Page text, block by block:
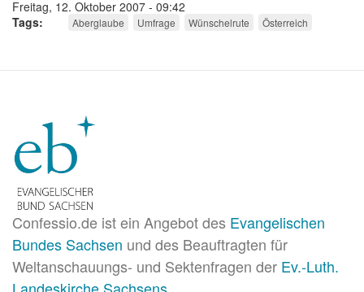
Freitag, 12. Oktober 2007 - 09:42
Tags
Aberglaube Umfrage Wünschelrute Österreich
Confessio.de ist ein Angebot des Evangelischen
Bundes Sachsen und des Beauftragten für
Weltanschauungs- und Sektenfragen der Ev.-Luth.